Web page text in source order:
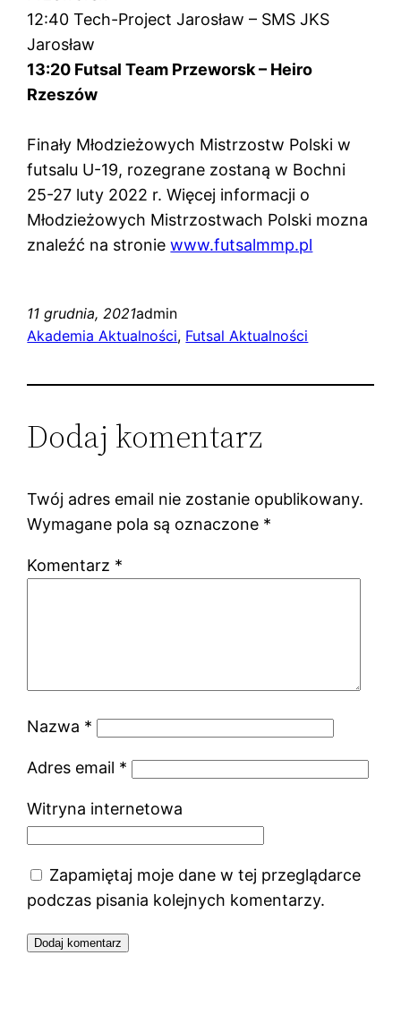
12:40 Tech-Project Jarosław – SMS JKS
Jarosław
13:20 Futsal Team Przeworsk – Heiro
Rzeszów
Finały Młodzieżowych Mistrzostw Polski w
futsalu U-19, rozegrane zostaną w Bochni
25-27 luty 2022 r. Więcej informacji o
Młodzieżowych Mistrzostwach Polski mozna
znaleźć na stroniewww.futsalmmp.pl
11 grudnia, 2021admin
Akademia Aktualności, Futsal Aktualności
Dodaj komentarz
Twój adres email nie zostanie opublikowany.
Wymagane pola są oznaczone *
Komentarz *
Nazwa *
Adres email *
Witryna internetowa
Zapamiętaj moje dane w tej przeglądarce
podczas pisania kolejnych komentarzy.